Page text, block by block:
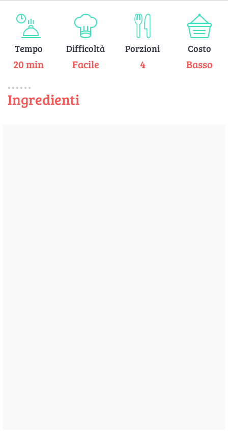
Tempo
20 min
Difficoltà
Facile
Porzioni
4
Costo
Basso
Ingredienti